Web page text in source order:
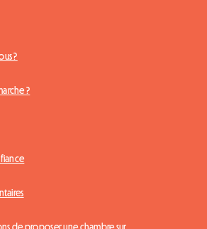
?
?
de proposer une chambre sur